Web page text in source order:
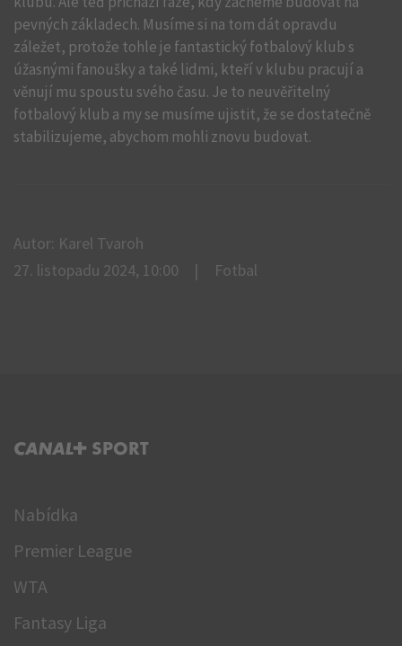
pevných základech. Musíme si na tom dát opravdu
záležet, protože tohle je fantastický fotbalový klub s
úžasnými fanoušky a také lidmi, kteří v klubu pracují a
věnují mu spoustu svého času. Je to neuvěřitelný
fotbalový klub a my se musíme ujistit, že se dostatečně
stabilizujeme, abychom mohli znovu budovat.
Autor: Karel Tvaroh
27. listopadu 2024, 10:00
Fotbal
C+ SPORT
Nabídka
Premier League
WTA
Fantasy Liga